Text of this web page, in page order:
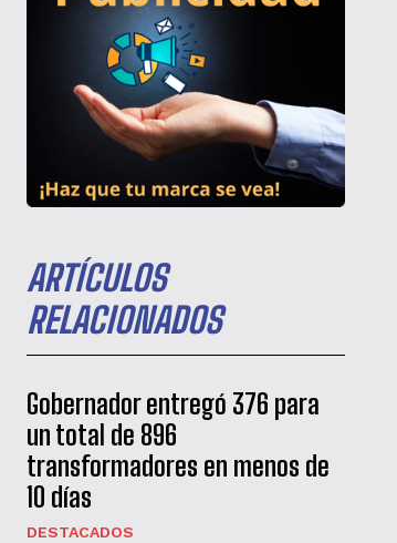
ARTÍCULOS
RELACIONADOS
Gobernador entregó 376 para
un total de 896
transformadores en menos de
10 días
DESTACADOS